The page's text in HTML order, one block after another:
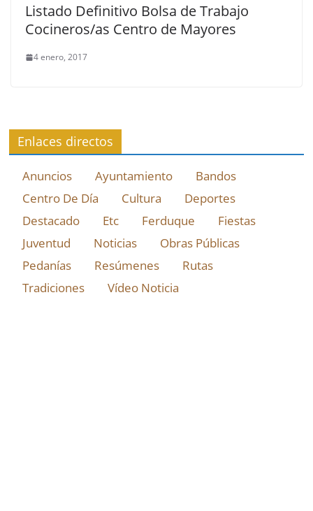
Listado Definitivo Bolsa de Trabajo
Cocineros/as Centro de Mayores
4 enero, 2017
Enlaces directos
Anuncios Ayuntamiento
Bandos
Centro De Día
Cultura
Deportes
Destacado
Etc Ferduque
Fiestas
Juventud
Noticias
Obras Públicas
Pedanías
Resúmenes
Rutas
Tradiciones
Vídeo Noticia